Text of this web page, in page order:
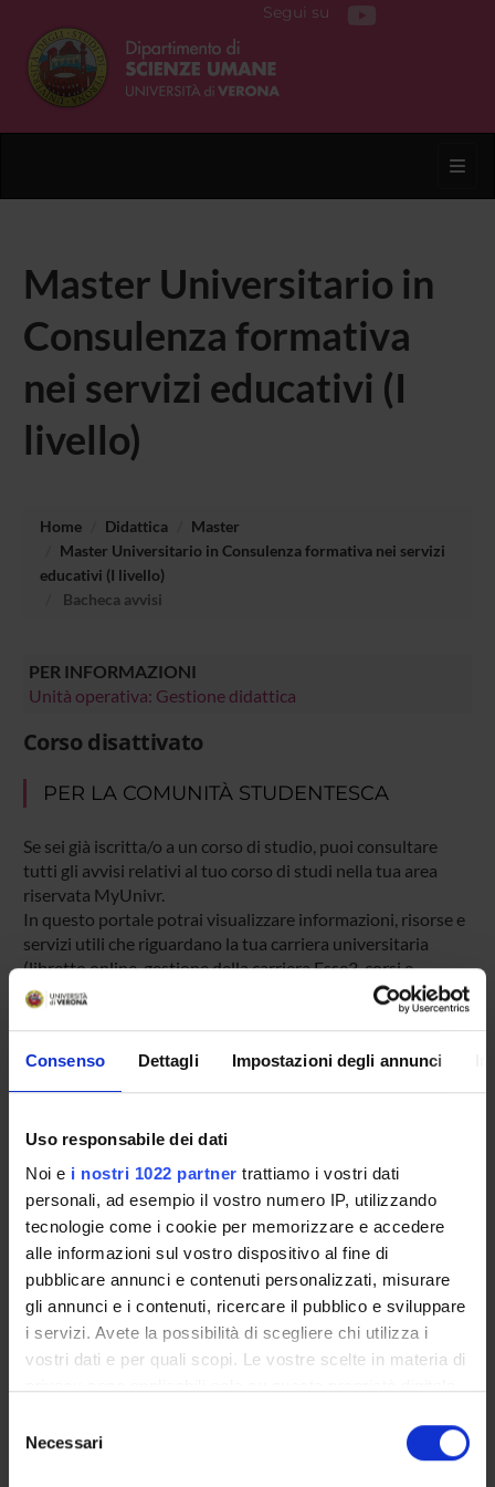
Consenso Dettagli Impostazioni degli annunci
Uso responsabile dei dati
Noi e i nostri 1022 partner trattiamo i vostri dati
personali, ad esempio il vostro numero IP, utilizzando
tecnologie come i cookie per memorizzare e accedere
alle informazioni sul vostro dispositivo al fine di
pubblicare annunci e contenuti personalizzati, misurare
gli annunci e i contenuti, ricercare il pubblico e sviluppare
i servizi. Avete la possibilità di scegliere chi utilizza i
vostri dati e per quali scopi. Le vostre scelte in materia di
modificare o revocare il proprio consenso in qualsiasi
momento dalla Dichiarazione sui cookie o facendo clic
delNecessari
Segui su
Master Universitario in
Consulenza formativa
nei servizi educativi (I
livello)
Home Didattica
Master
Master Universitario in Consulenza formativa nei servizi
educativi (I livello)
Bacheca avvisi
PER INFORMAZIONI
Unità operativa: Gestione didattica
Corso disattivato
PER LA COMUNITÀ STUDENTESCA
Se sei già iscritta/o a un corso di studio, puoi consultare
tutti gli avvisi relativi al tuo corso di studi nella tua area
riservata MyUnivr.
In questo portale potrai visualizzare informazioni, risorse e
servizi utili che riguardano la tua carriera universitaria
(libretto online, gestione della carriera Esse3, corsi e-
learning, email istituzionale, modulistica di segreteria,
potrai ricevere notifica di tutti gli avvisi dei tuoi docenti e
della tua segreteria via mail e anche tramite l'app Univr.
MYUNIVR
Presentazione
Come iscriversi e Requisiti di ammissione
Piani didattici
Insegnamenti
Bacheca avvisi
Organi collegiali e di governo